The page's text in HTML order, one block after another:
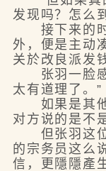
发现吗？怎么
接下来的时
外，便是主动
关於改良派发
张羽一脸感
太有道理了。”
如果是其他
对方说的是不
但张羽这位
的宗务员这么
信，更隱隱產